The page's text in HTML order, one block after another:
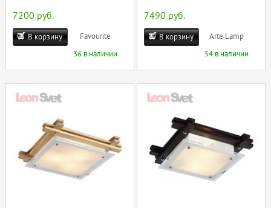
7200 руб.
В корзину
Favourite
36 в наличии
7490 руб.
В корзину
Arte Lamp
54 в наличии